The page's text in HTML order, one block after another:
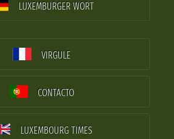
LUXEMBURGER WORT
VIRGULE
CONTACTO
LUXEMBOURG TIMES